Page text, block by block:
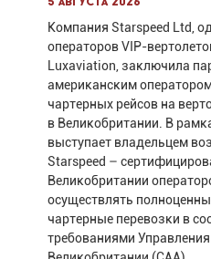
Компания Starspeed Ltd,
операторов VIP-
Luxaviation, заключила
американским
чартерных рейсов на
в Великобритании. В
выступает владельцем
Starspeed –
Великобритании
осуществлять
чартерные перевозки в
требованиями